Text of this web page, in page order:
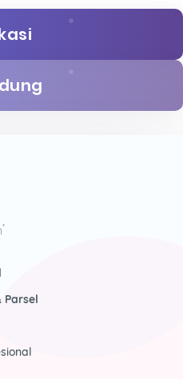
*
Parsel